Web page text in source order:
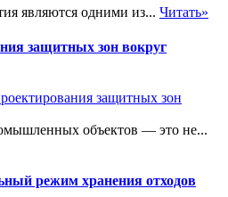
являются одними из... Читать»
защитных зон вокруг
объектов — это не...
режим хранения отходов